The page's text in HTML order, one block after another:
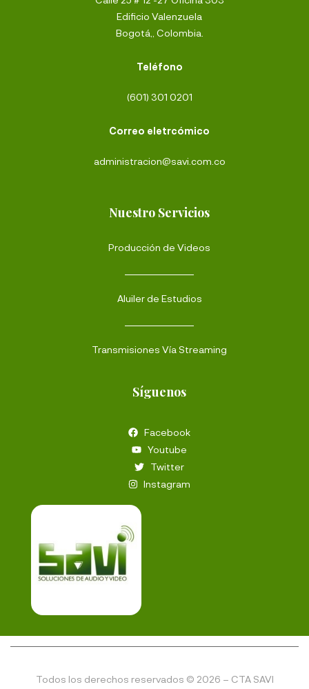
Edificio Valenzuela
Bogotá,, Colombia.
Teléfono
(601) 301 0201
Correo eletrcómico
administracion@savi.com.co
Nuestro Servicios
Producción de Videos
Aluiler de Estudios
Transmisiones Vía Streaming
Síguenos
Facebook
Youtube
Twitter
Instagram
Todos los derechos reservados © 2026 – CTA SAVI